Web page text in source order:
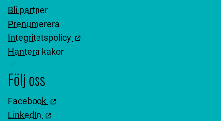
Bli partner
Prenumerera
Integritetspolicy
Hantera kakor
Följ oss
Facebook
LinkedIn